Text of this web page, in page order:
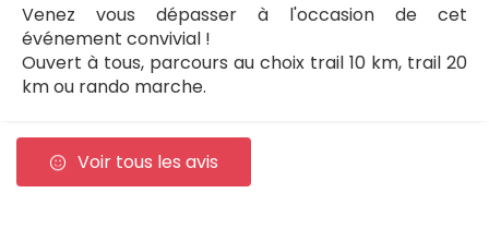
Venez vous dépasser à l'occasion de cet
événement convivial !
Ouvert à tous, parcours au choix trail 10 km, trail 20
km ou rando marche.
Voir tous les avis